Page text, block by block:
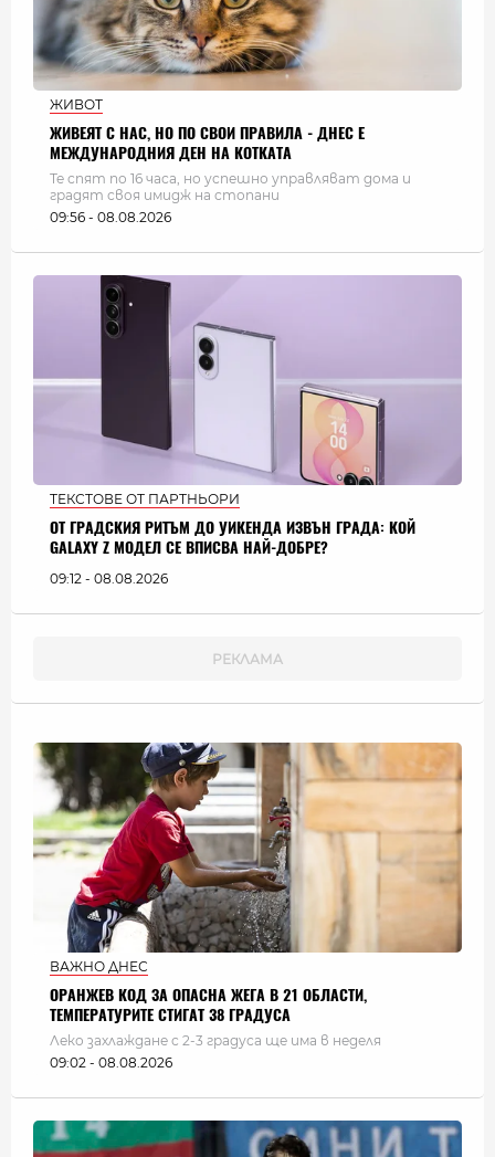
ЖИВОТ
ЖИВЕЯТ С НАС, НО ПО СВОИ ПРАВИЛА - ДНЕС Е
МЕЖДУНАРОДНИЯ ДЕН НА КОТКАТА
Те спят по 16 часа, но успешно управляват дома и
градят своя имидж на стопани
09:56 - 08.08.2026
ТЕКСТОВЕ ОТ ПАРТНЬОРИ
ОТ ГРАДСКИЯ РИТЪМ ДО УИКЕНДА ИЗВЪН ГРАДА: КОЙ
GALAXY Z МОДЕЛ СЕ ВПИСВА НАЙ-ДОБРЕ?
09:12 - 08.08.2026
ВАЖНО ДНЕС
ОРАНЖЕВ КОД ЗА ОПАСНА ЖЕГА В 21 ОБЛАСТИ,
ТЕМПЕРАТУРИТЕ СТИГАТ 38 ГРАДУСА
Леко захлаждане с 2-3 градуса ще има в неделя
09:02 - 08.08.2026